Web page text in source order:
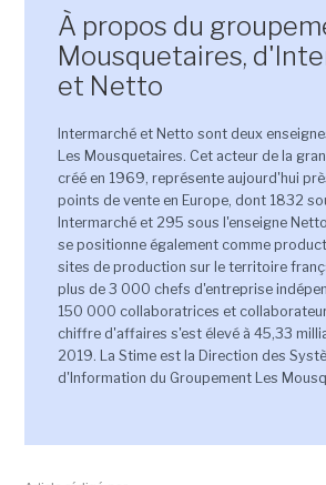
À propos du
Mousquetaires,
et Netto
Intermarché et Netto sont deux
Les Mousquetaires. Cet acteur de la
créé en 1969, représente aujourd'hui
points de vente en Europe, dont 1832
Intermarché et 295 sous l'enseigne
se positionne également comme
sites de production sur le territoire
plus de 3 000 chefs d'entreprise
150 000 collaboratrices et
chiffre d'affaires s'est élevé à 45,33
2019. La Stime est la Direction des
d'Information du Groupement Les